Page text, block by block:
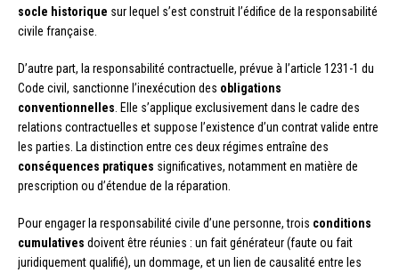
socle historique sur lequel s’est construit l’édifice de la responsabilité
civile française.
D’autre part, la responsabilité contractuelle, prévue à l’article 1231-1 du
Code civil, sanctionne l’inexécution des obligations
conventionnelles . Elle s’applique exclusivement dans le cadre des
relations contractuelles et suppose l’existence d’un contrat valide entre
les parties. La distinction entre ces deux régimes entraîne des
conséquences pratiques significatives, notamment en matière de
prescription ou d’étendue de la réparation.
Pour engager la responsabilité civile d’une personne, trois conditions
cumulatives doivent être réunies : un fait générateur (faute ou fait
juridiquement qualifié), un dommage, et un lien de causalité entre les